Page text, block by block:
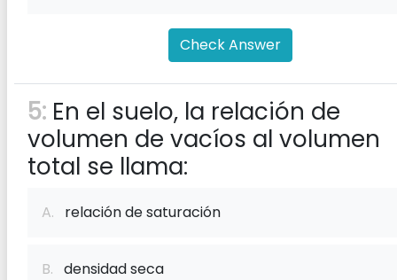
Check Answer
5: En el suelo, la relación de
volumen de vacíos al volumen
total se llama:
A. relación de saturación
B. densidad seca